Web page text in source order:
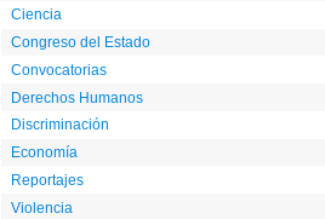
Ciencia
Congreso del Estado
Convocatorias
Derechos Humanos
Discriminación
Economía
Reportajes
Violencia